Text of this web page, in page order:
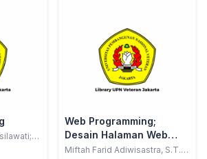
Web Programming;
Desain Halaman Web
dengan CSS
Miftah Farid Adiwisastra, S.T.,